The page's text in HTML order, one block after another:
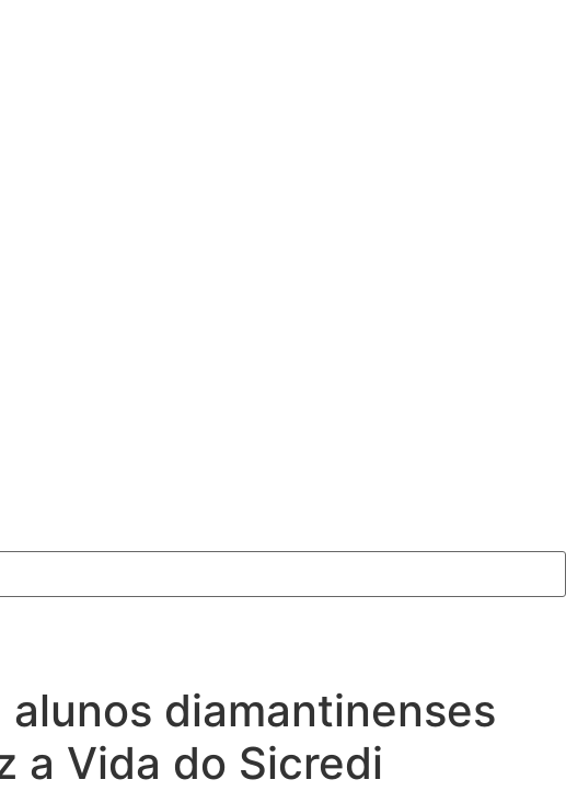
diamantinenses
a Vida do Sicredi